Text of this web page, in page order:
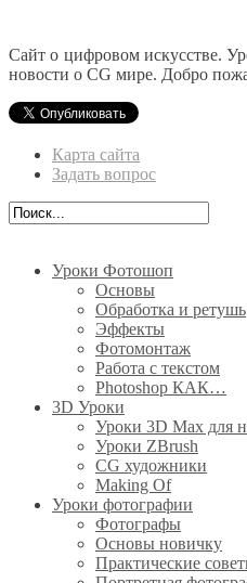
Сайт о цифровом искусстве.
новости о CG мире. Добро
Карта сайта
Задать вопрос
Уроки Фотошоп
Основы
Обработка и ретушь
Эффекты
Фотомонтаж
Работа с текстом
Photoshop КАК…
3D Уроки
Уроки 3D Max для
Уроки ZBrush
CG художники
Making Of
Уроки фотографии
Фотографы
Основы новичку
Практические